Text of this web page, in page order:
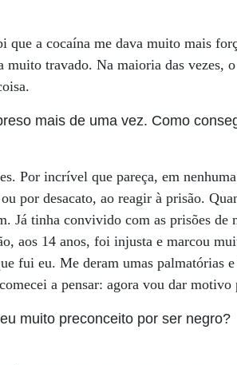
que a cocaína me dava muito mais
muito travado. Na maioria das vezes,
mais de uma vez. Como
Por incrível que pareça, em
por desacato, ao reagir à prisão.
Já tinha convivido com as prisões de
aos 14 anos, foi injusta e marcou
fui eu. Me deram umas palmatórias
a pensar: agora vou dar motivo
muito preconceito por ser negro?